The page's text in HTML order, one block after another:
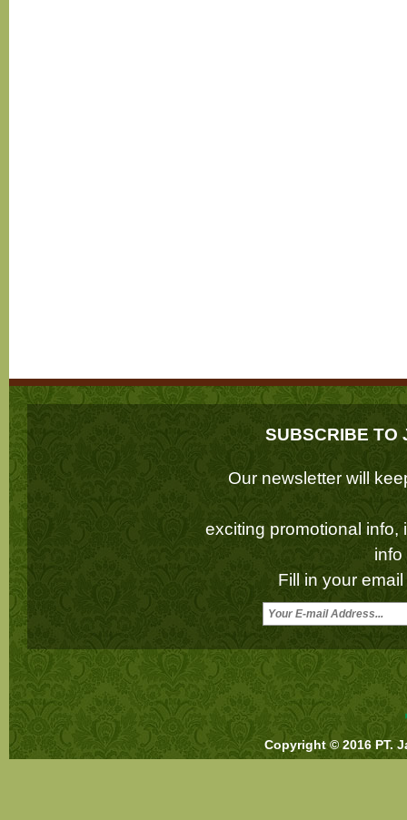
SUBSCRIBE TO
Our newsletter will
exciting promotional info,
info
Fill in your
Copyright © 2016 PT.